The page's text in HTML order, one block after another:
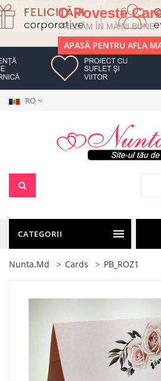
O Poveste
PREDĂM ÎN MÂINI BUNE
APASĂ PENTRU AFLA
RO
CATEGORII
Nunta.md Cards PB_ROZ1